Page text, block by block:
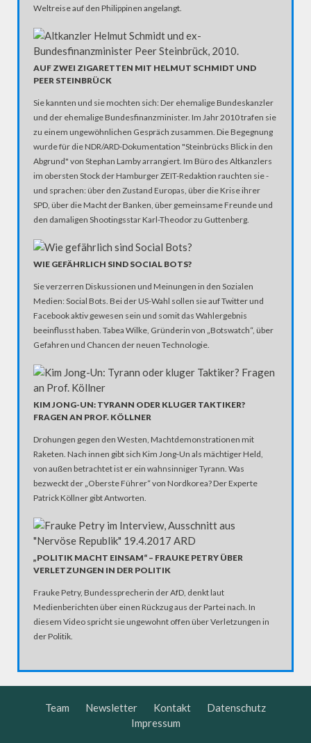
Weltreise auf den Philippinen angelangt.
AUF ZWEI ZIGARETTEN MIT HELMUT SCHMIDT UND
PEER STEINBRÜCK
Sie kannten und sie mochten sich: Der ehemalige Bundeskanzler
und der ehemalige Bundesfinanzminister. Im Jahr 2010 trafen sie
zu einem ungewöhnlichen Gespräch zusammen. Die Begegnung
wurde für die NDR/ARD-Dokumentation "Steinbrücks Blick in den
Abgrund" von Stephan Lamby arrangiert. Im Büro des Altkanzlers
im obersten Stock der Hamburger ZEIT-Redaktion rauchten sie -
und sprachen: über den Zustand Europas, über die Krise ihrer
SPD, über die Macht der Banken, über gemeinsame Freunde und
den damaligen Shootingsstar Karl-Theodor zu Guttenberg.
WIE GEFÄHRLICH SIND SOCIAL BOTS?
Sie verzerren Diskussionen und Meinungen in den Sozialen
Medien: Social Bots. Bei der US-Wahl sollen sie auf Twitter und
Facebook aktiv gewesen sein und somit das Wahlergebnis
beeinflusst haben. Tabea Wilke, Gründerin von „Botswatch“, über
Gefahren und Chancen der neuen Technologie.
KIM JONG-UN: TYRANN ODER KLUGER TAKTIKER?
FRAGEN AN PROF. KÖLLNER
Drohungen gegen den Westen, Machtdemonstrationen mit
Raketen. Nach innen gibt sich Kim Jong-Un als mächtiger Held,
von außen betrachtet ist er ein wahnsinniger Tyrann. Was
bezweckt der „Oberste Führer“ von Nordkorea? Der Experte
Patrick Köllner gibt Antworten.
„POLITIK MACHT EINSAM“ – FRAUKE PETRY ÜBER
VERLETZUNGEN IN DER POLITIK
Frauke Petry, Bundessprecherin der AfD, denkt laut
Medienberichten über einen Rückzug aus der Partei nach. In
diesem Video spricht sie ungewohnt offen über Verletzungen in
der Politik.
Team Newsletter Kontakt
Datenschutz
Impressum